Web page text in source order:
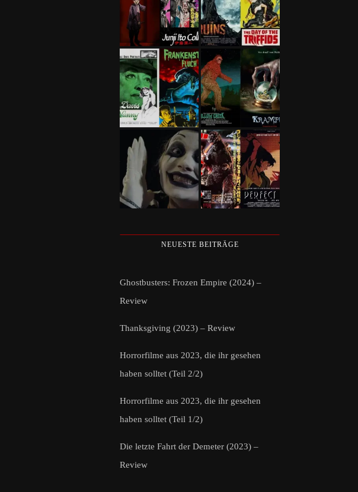
NEUESTE BEITRÄGE
Ghostbusters: Frozen Empire (2024) –
Review
Thanksgiving (2023) – Review
Horrorfilme aus 2023, die ihr gesehen
haben solltet (Teil 2/2)
Horrorfilme aus 2023, die ihr gesehen
haben solltet (Teil 1/2)
Die letzte Fahrt der Demeter (2023) –
Review